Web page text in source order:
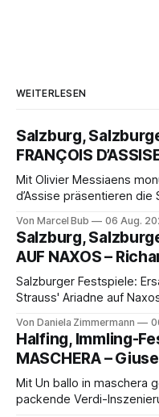
WEITERLESEN
Salzburg,
FRANÇOIS
Mit Olivier Messiaens
d’Assise präsentieren
eine bildgewaltige
die komplexe Partitur
Franziskus.
Von Marcel Bub 06 Aug.
Salzburg,
AUF NAXOS –
Salzburger Festspiele:
Strauss' Ariadne auf
Aufführung mit starken
Philharmonikern,
hinter den Erwartungen
Von Daniela Zimmermann
Halfing, Immling-
MASCHERA –
Mit Un ballo in maschera
packende Verdi-